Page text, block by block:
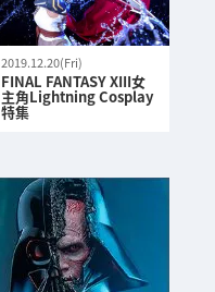
2019.12.20(Fri)
FINAL FANTASY XIII女
主角Lightning Cosplay
特集